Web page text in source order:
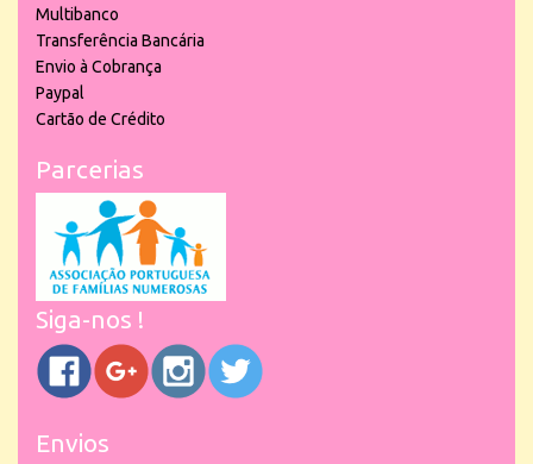
Multibanco
Transferência Bancária
Envio à Cobrança
Paypal
Cartão de Crédito
Parcerias
Siga-nos !
Envios